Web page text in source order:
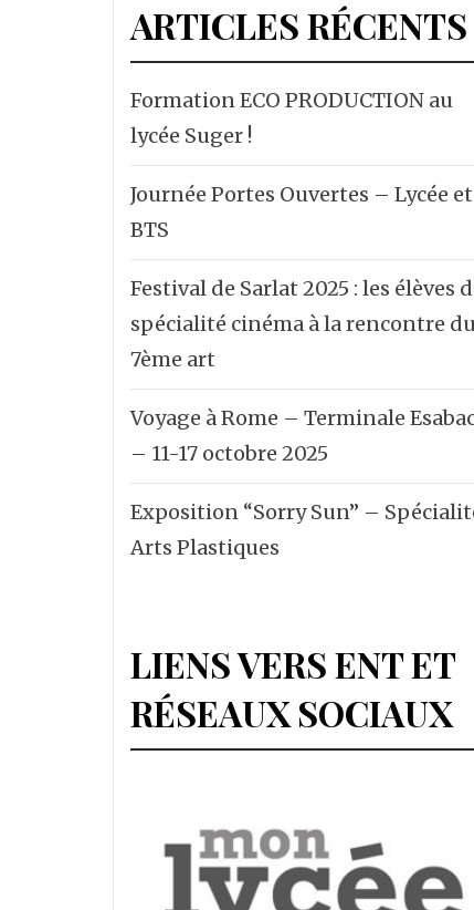
ARTICLES RÉCENTS
Formation ECO PRODUCTION au
lycée Suger !
Journée Portes Ouvertes – Lycée et
BTS
Festival de Sarlat 2025 : les élèves
spécialité cinéma à la rencontre du
7ème art
Voyage à Rome – Terminale
– 11-17 octobre 2025
Exposition “Sorry Sun” –
Arts Plastiques
LIENS VERS ENT ET
RÉSEAUX SOCIAUX